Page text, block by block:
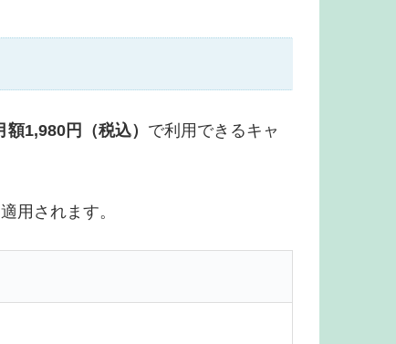
額1,980円（税込） で利用できるキャ
用されます。